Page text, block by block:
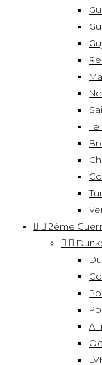
Ile
  2ème
 